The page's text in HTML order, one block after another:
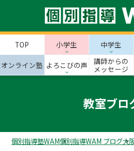
TOP 小学生 中学生
オンライン塾 よろこびの声
講師からの
メッセージ
教室ブロ
個別指導塾WAM個別指導WAM ブログ大